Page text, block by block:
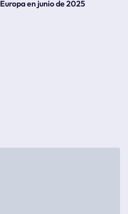
Europa en junio de 2025